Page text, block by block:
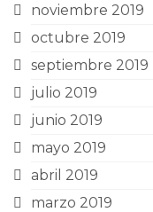
noviembre 2019
octubre 2019
septiembre 2019
julio 2019
junio 2019
mayo 2019
abril 2019
marzo 2019